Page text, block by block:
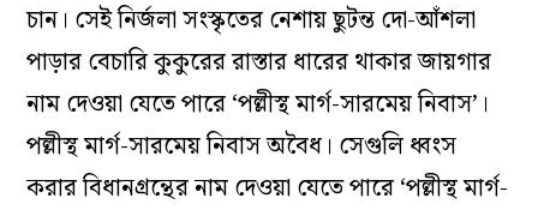
চান। সেই নির্জলা সংস্কৃতের নেশায় ছুটন্ত দো-আঁশলা
পাড়ার বেচারি কুকুরের রাস্তার ধারের থাকার জায়গার
নাম দেওয়া যেতে পারে ‘পল্লীস্থ মার্গ-সারমেয় নিবাস’।
পল্লীস্থ মার্গ-সারমেয় নিবাস অবৈধ। সেগুলি ধ্বংস
করার বিধানগ্রন্থের নাম দেওয়া যেতে পারে ‘পল্লীস্থ মার্গ-